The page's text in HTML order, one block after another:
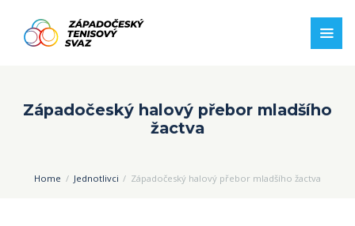
Západočeský halový přebor mladšího
žactva
Home Jednotlivci Západočeský halový přebor mladšího žactva